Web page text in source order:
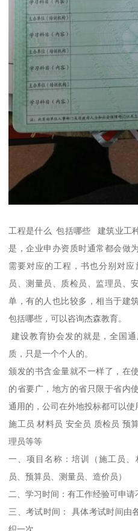
工程是什么 包括哪些 建筑业工
是，企业申办资质时通常都会做
需要对应的工程，书也分别对
员、测量员、质检员、监理员、
单，有的人也比较多，相当于建
包括哪些，可以咨询杰森教育。
建设教育协会发的就是，全国
质，只是一个个人的。
颁发的书含金量就不一样了，在
的省要广，地方的省只限于省内
通用的，公司在外地投标都可以使
施工员 材料员 安全员 质检员 预
理员等等
一、项目名称：培训（施工员
员、预算员、测量员、造价员）
二、学习时间：有工作经验可申请
三、考试时间： 具体考试时间由